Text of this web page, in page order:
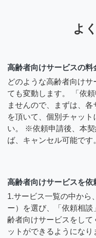
よ
高齢者向けサービスの料
どのような高齢者向け
ても変動します。 「依
ませんので、まずは、各
を頂いて、個別チャッ
い。 ※依頼申請後、本
ば、キャンセル可能です
高齢者向けサービスを依
1.サービス一覧の中から
ー）を選び、「依頼相
齢者向けサービスをして
ットができるようにな